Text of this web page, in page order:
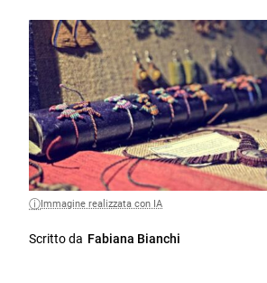
Immagine realizzata con IA
Scritto da Fabiana Bianchi